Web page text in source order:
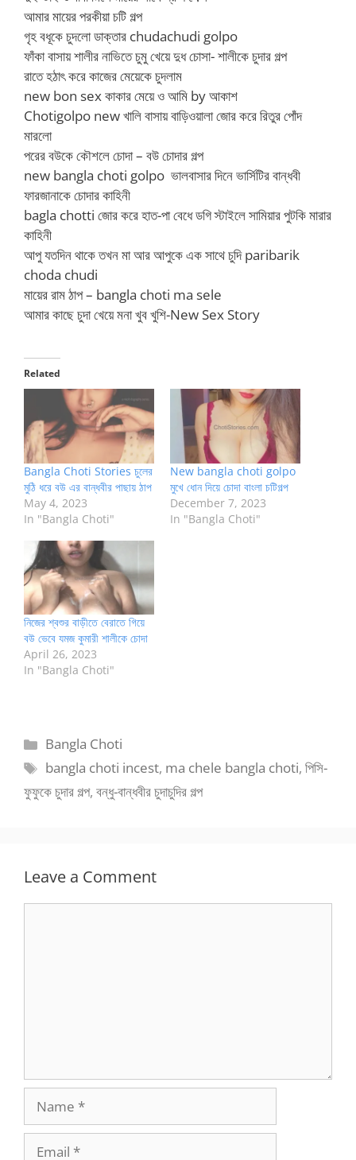
আমার মায়ের পরকীয়া চটি গল্প
গৃহ বধূকে চুদলো ডাক্তার chudachudi golpo
ফাঁকা বাসায় শালীর নাভিতে চুমু খেয়ে দুধ চোসা- শালীকে চুদার গল্প
রাতে হঠাৎ করে কাজের মেয়েকে চুদলাম
new bon sex কাকার মেয়ে ও আমি by আকাশ
Chotigolpo new খালি বাসায় বাড়িওয়ালা জোর করে রিতুর পোঁদ
মারলো
পরের বউকে কৌশলে চোদা – বউ চোদার গল্প
new bangla choti golpo ভালবাসার দিনে ভার্সিটির বান্ধবী
ফারজানাকে চোদার কাহিনী
bagla chotti জোর করে হাত-পা বেধে ডগি স্টাইলে সামিয়ার পুটকি মারার
কাহিনী
আপু যতদিন থাকে তখন মা আর আপুকে এক সাথে চুদি paribarik
choda chudi
মায়ের রাম ঠাপ – bangla choti ma sele
আমার কাছে চুদা খেয়ে মনা খুব খুশি-New Sex Story
Related
Bangla Choti Stories চুলের
মুঠি ধরে বউ এর বান্ধবীর পাছায় ঠাপ
May 4, 2023
In "Bangla Choti"
New bangla choti golpo
মুখে ধোন দিয়ে চোদা বাংলা চটিগল্প
December 7, 2023
In "Bangla Choti"
নিজের শ্বশুর বাড়ীতে বেরাতে গিয়ে
বউ ভেবে যমজ কুমারী শালীকে চোদা
April 26, 2023
In "Bangla Choti"
Categories
Bangla Choti
Tags
bangla choti incest, ma chele bangla choti,পিসি-
ফুফুকে চুদার গল্প, বন্ধু-বান্ধবীর চুদাচুদির গল্প
Leave a Comment